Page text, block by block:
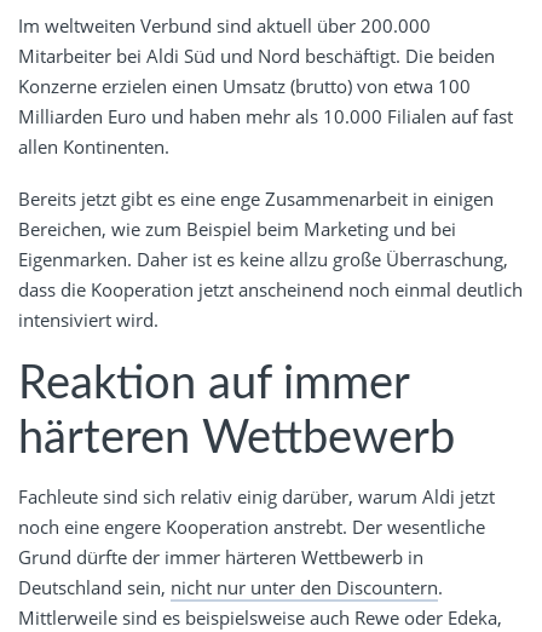
Im weltweiten Verbund sind aktuell über 200.000
Mitarbeiter bei Aldi Süd und Nord beschäftigt. Die beiden
Konzerne erzielen einen Umsatz (brutto) von etwa 100
Milliarden Euro und haben mehr als 10.000 Filialen auf fast
allen Kontinenten.
Bereits jetzt gibt es eine enge Zusammenarbeit in einigen
Bereichen, wie zum Beispiel beim Marketing und bei
Eigenmarken. Daher ist es keine allzu große Überraschung,
dass die Kooperation jetzt anscheinend noch einmal deutlich
intensiviert wird.
Reaktion auf immer
härteren Wettbewerb
Fachleute sind sich relativ einig darüber, warum Aldi jetzt
noch eine engere Kooperation anstrebt. Der wesentliche
Grund dürfte der immer härteren Wettbewerb in
Deutschland sein, nicht nur unter den Discountern.
Mittlerweile sind es beispielsweise auch Rewe oder Edeka,